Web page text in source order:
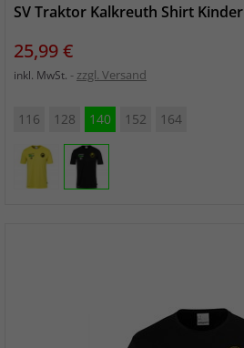
SV Traktor Kalkreuth Shirt Kinder
Preis
25,99 €
inkl. MwSt. zzgl. Versand
116 128 140 152 164